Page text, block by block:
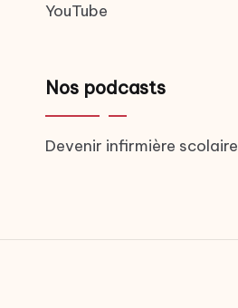
YouTube
Nos podcasts
Devenir infirmière scolaire